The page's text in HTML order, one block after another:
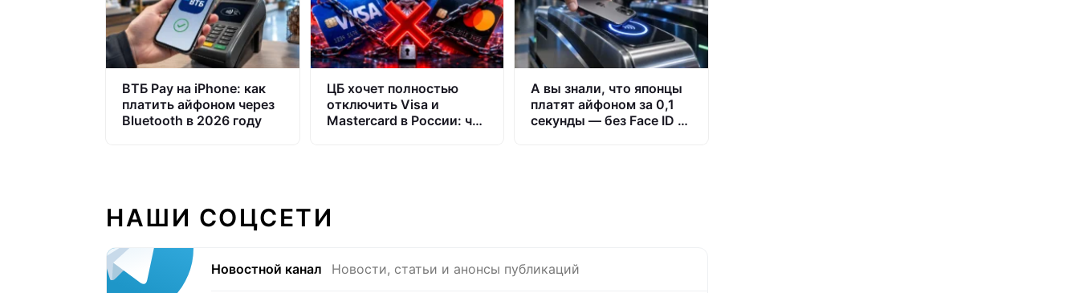
ВТБ Pay на iPhone: как
платить айфоном через
Bluetooth в 2026 году
ЦБ хочет полностью
отключить Visa и
Mastercard в России: что
А вы знали, что японцы
платят айфоном за 0,1
секунды — без Face ID и
НАШИ СОЦСЕТИ
Новостной канал Новости, статьи и анонсы публикаций